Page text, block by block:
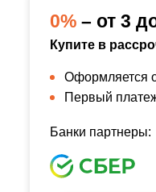
0% – от 3
Купите в
Оформляется
Первый
Банки партнеры: